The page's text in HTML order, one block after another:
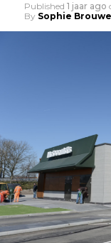
Published 1 jaar ago
By Sophie